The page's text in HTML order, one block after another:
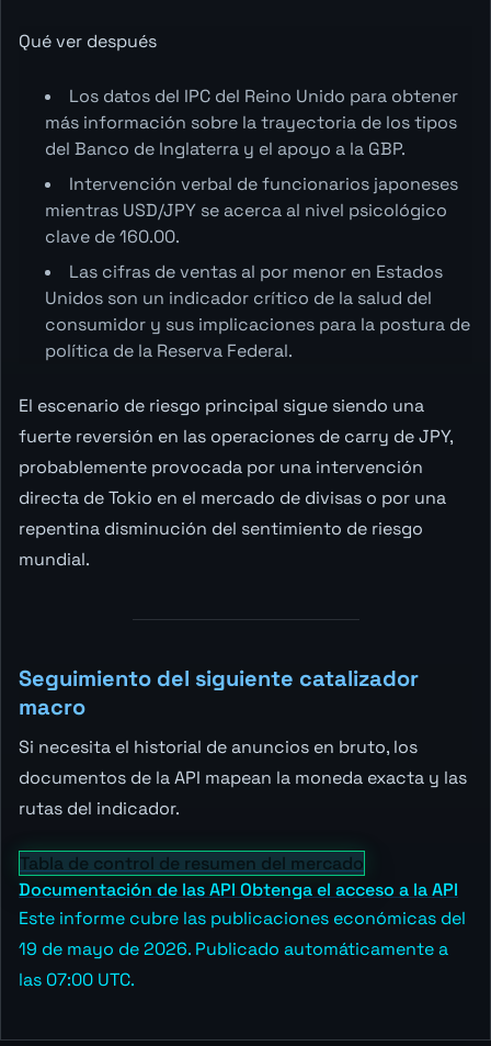
Qué ver después
Los datos del IPC del Reino Unido para obtener
más información sobre la trayectoria de los tipos
del Banco de Inglaterra y el apoyo a la GBP.
Intervención verbal de funcionarios japoneses
mientras USD/JPY se acerca al nivel psicológico
clave de 160.00.
Las cifras de ventas al por menor en Estados
Unidos son un indicador crítico de la salud del
consumidor y sus implicaciones para la postura de
política de la Reserva Federal.
El escenario de riesgo principal sigue siendo una
fuerte reversión en las operaciones de carry de JPY,
probablemente provocada por una intervención
directa de Tokio en el mercado de divisas o por una
repentina disminución del sentimiento de riesgo
mundial.
Seguimiento del siguiente catalizador
macro
Si necesita el historial de anuncios en bruto, los
documentos de la API mapean la moneda exacta y las
rutas del indicador.
Tabla de control de resumen del mercado
Documentación de las API Obtenga el acceso a la API
Este informe cubre las publicaciones económicas del
19 de mayo de 2026. Publicado automáticamente a
las 07:00 UTC.